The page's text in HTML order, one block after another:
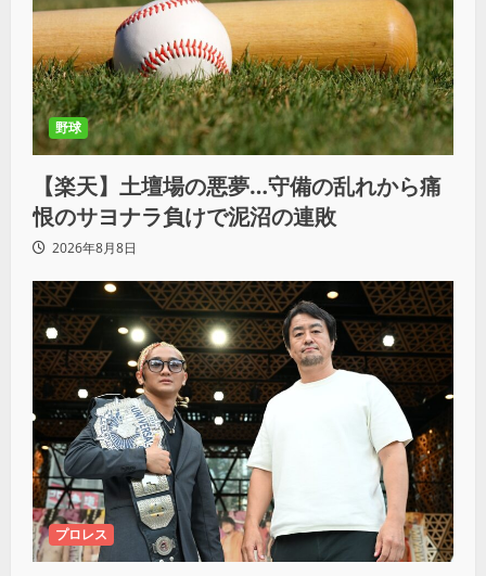
野球
【楽天】土壇場の悪夢…守備の乱れから痛
恨のサヨナラ負けで泥沼の連敗
2026年8月8日
プロレス